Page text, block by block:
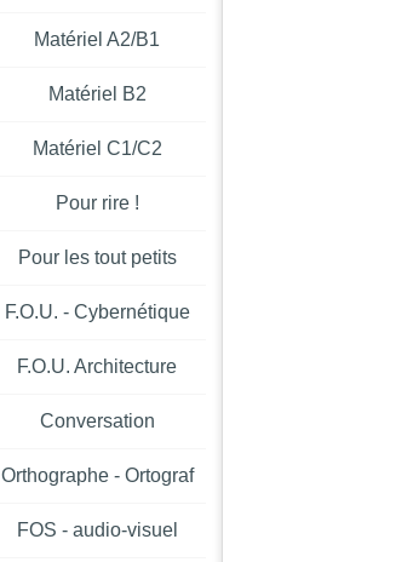
Matériel A2/B1
Matériel B2
Matériel C1/C2
Pour rire !
Pour les tout petits
F.O.U. - Cybernétique
F.O.U. Architecture
Conversation
Orthographe - Ortograf
FOS - audio-visuel